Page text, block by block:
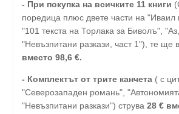
- При покупка на всичките 11 книги
поредица плюс двете части на "Иваил
"101 текста на Торлака за Биволъ",
"Невъзпитани разкази, част 1"), те ще
вместо 98,6 €.
- Комплектът от трите канчета ( с
"Северозападен романь",
"Невъзпитани разкази") струва 28 €